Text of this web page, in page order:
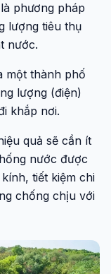
phương pháp
lượng tiêu thụ
nước.
một thành phố
lượng (điện)
khắp nơi.
quả sẽ cần ít
nước được
tiết kiệm chi
chống chịu với